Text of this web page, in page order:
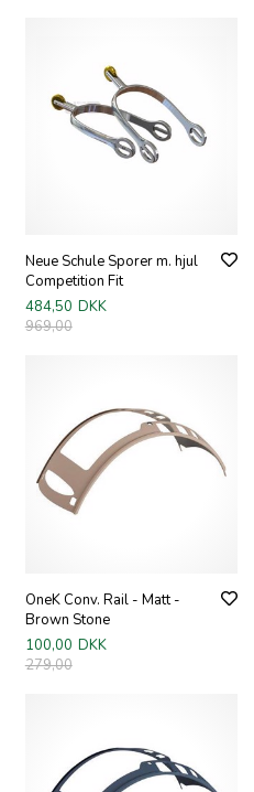
Neue Schule Sporer m. hjul
Competition Fit
484,50 DKK
969,00
OneK Conv. Rail - Matt -
Brown Stone
100,00 DKK
279,00